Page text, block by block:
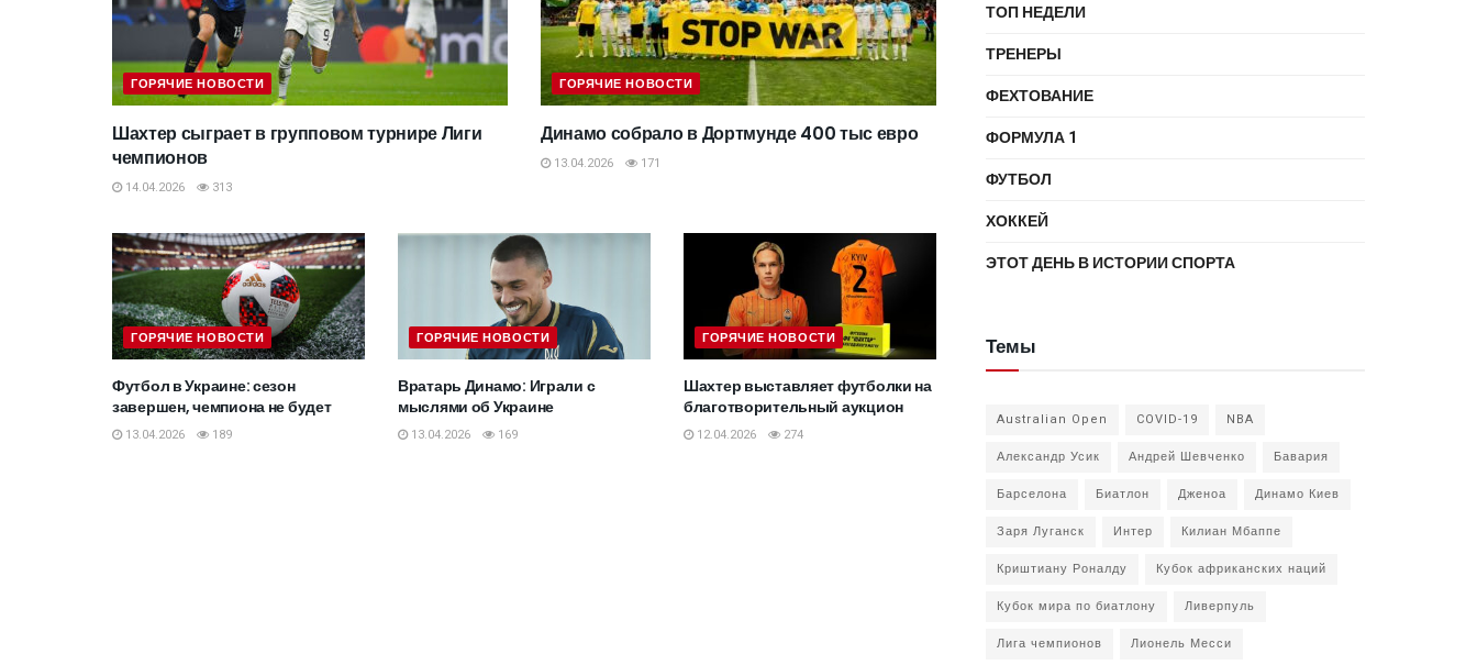
ГОРЯЧИЕ НОВОСТИ
Шахтер сыграет в групповом турнире Лиги
чемпионов
14.04.2026 313
ГОРЯЧИЕ НОВОСТИ
Динамо собрало в Дортмунде 400 тыс евро
13.04.2026 171
ГОРЯЧИЕ НОВОСТИ
Футбол в Украине: сезон
завершен, чемпиона не будет
13.04.2026 189
ГОРЯЧИЕ НОВОСТИ
Вратарь Динамо: Играли с
мыслями об Украине
13.04.2026 169
ГОРЯЧИЕ НОВОСТИ
Шахтер выставляет футболки на
благотворительный аукцион
12.04.2026 274
ТОП НЕДЕЛИ
ТРЕНЕРЫ
ФЕХТОВАНИЕ
ФОРМУЛА 1
ФУТБОЛ
ХОККЕЙ
ЭТОТ ДЕНЬ В ИСТОРИИ СПОРТА
Темы
Australian Open COVID-19
NBA
Александр Усик
Андрей Шевченко
Бавария
Барселона
Биатлон Дженоа
Динамо Киев
Заря Луганск
Интер
Килиан Мбаппе
Криштиану Роналду
Кубок африканских наций
Кубок мира по биатлону
Ливерпуль
Лига чемпионов
Лионель Месси